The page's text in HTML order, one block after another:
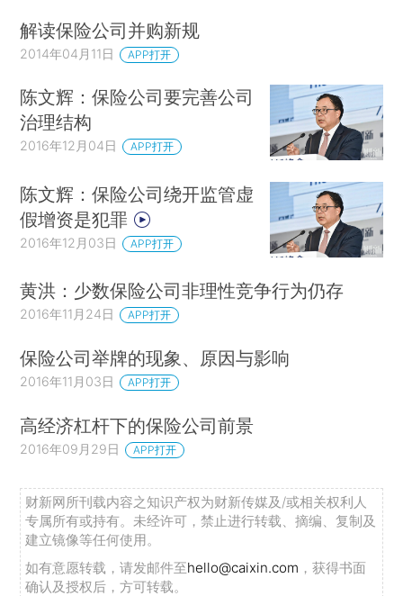
解读保险公司并购新规
2014年04月11日 APP打开
陈文辉：保险公司要完善公司
治理结构
2016年12月04日 APP打开
陈文辉：保险公司绕开监管虚
假增资是犯罪
2016年12月03日 APP打开
黄洪：少数保险公司非理性竞争行为仍存
2016年11月24日 APP打开
保险公司举牌的现象、原因与影响
2016年11月03日 APP打开
高经济杠杆下的保险公司前景
2016年09月29日 APP打开
财新网所刊载内容之知识产权为财新传媒及/或相关权利人
专属所有或持有。未经许可，禁止进行转载、摘编、复制及
建立镜像等任何使用。
如有意愿转载，请发邮件至hello@caixin.com ，获得书面
确认及授权后，方可转载。